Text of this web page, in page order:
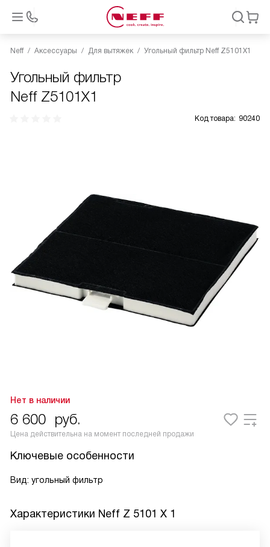
Neff Аксессуары Для вытяжек Угольный фильтр Neff Z5101X1
Угольный фильтр
Neff Z5101X1
Код товара: 90240
Нет в наличии
6 600 руб.
Цена действительна на момент последней продажи
Ключевые особенности
Вид: угольный фильтр
Характеристики Neff Z 5101 X 1